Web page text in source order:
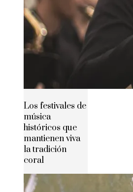
Los festivales de
música
históricos que
mantienen viva
la tradición
coral